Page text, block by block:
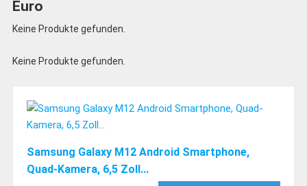
Euro
Keine Produkte gefunden.
Keine Produkte gefunden.
Samsung Galaxy M12 Android Smartphone,
Quad-Kamera, 6,5 Zoll...